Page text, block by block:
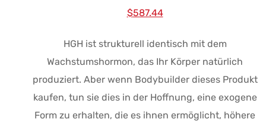
Ursprünglicher
war:
$732.36.
$587.44Aktueller
$587.44.
HGH ist strukturell identisch mit dem
Wachstumshormon, das Ihr Körper natürlich
produziert. Aber wenn Bodybuilder dieses Produkt
kaufen, tun sie dies in der Hoffnung, eine exogene
Form zu erhalten, die es ihnen ermöglicht, höhere